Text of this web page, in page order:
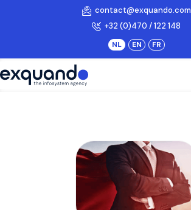
contact@exquando.com
+32 (0)470 / 122 148